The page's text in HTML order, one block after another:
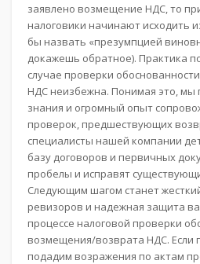
заявлено возмещение НДС, то
налоговики начинают исходить
бы назвать «презумпцией
докажешь обратное). Практика
случае проверки
НДС неизбежна. Понимая это, мы
знания и огромный опыт
проверок, предшествующих
специалисты нашей компании
базу договоров и первичных
пробелы и исправят
Следующим шагом станет
ревизоров и надежная защита
процессе налоговой проверки
возмещения/возврата НДС. Если
подадим возражения по актам